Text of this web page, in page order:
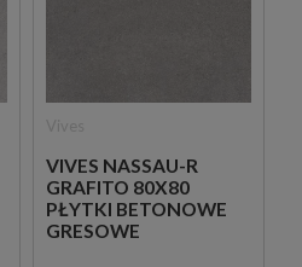
VIVES NASSAU-R
GRAFITO 80X80
PŁYTKI BETONOWE
GRESOWE